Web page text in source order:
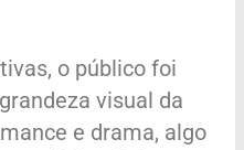
o público foi
visual da
e drama, algo